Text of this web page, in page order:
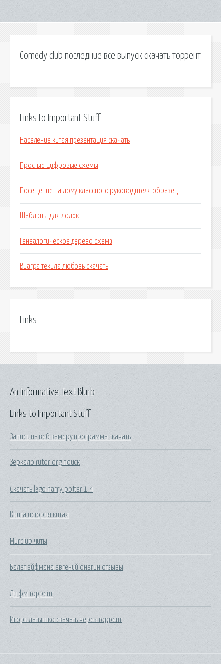
Comedy club последние все выпуск скачать торрент
Links to Important Stuff
Население китая презентация скачать
Простые цифровые схемы
Посещение на дому классного руководителя образец
Шаблоны для лодок
Генеалогическое дерево схема
Виагра текила любовь скачать
Links
Links to Important Stuff
Запись на веб камеру программа скачать
Зеркало rutor org поиск
Скачать lego harry potter 1 4
Книга история китая
Murclub читы
Балет эйфмана евгений онегин отзывы
Ди фм торрент
Игорь латышко скачать через торрент
An Informative Text Blurb